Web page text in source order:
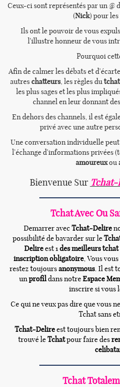
Ceux-ci sont représentés par un @
(Nick) pour
Ils ont le pouvoir de vous
l'illustre honneur de vous
Pourquoi
Afin de calmer les débats et
autreschatteurs, les règles dutchat
les plus sages et les plus
channel en leur donnant
En dehors des channels, il est
privé avec une autre
Une conversation individuelle
l'échange d'informations privées
amoureuxou
Bienvenue Sur
Tchat Avec Ou
Demarrer avecTchat-Delire
possibilité de bavarder sur le
Delireest 1des meilleurs tchat
inscription obligatoire, Vous vous
restez toujoursanonymous. Il est
unprofildans notreEspace
inscrire si vous
Ce qui ne veux pas dire que vous
Tchat sans
Tchat-Delireest toujours bien
trouvé leTchatpour faire des
Tchat